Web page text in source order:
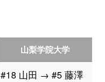
山梨学院大学
#18 山田 → #5 藤澤